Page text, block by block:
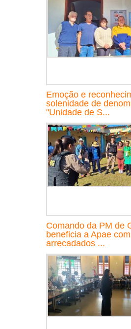
Emoção e
solenidade de
"Unidade de S...
Comando da PM de
beneficia a Apae
arrecadados ...